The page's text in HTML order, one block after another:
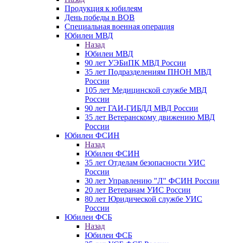
Продукция к юбилеям
День победы в ВОВ
Специальная военная операция
Юбилеи МВД
Назад
Юбилеи МВД
90 лет УЭБиПК МВД России
35 лет Подразделениям ПНОН МВД
России
105 лет Медицинской службе МВД
России
90 лет ГАИ-ГИБДД МВД России
35 лет Ветеранскому движению МВД
России
Юбилеи ФСИН
Назад
Юбилеи ФСИН
35 лет Отделам безопасности УИС
России
30 лет Управлению "Л" ФСИН России
20 лет Ветеранам УИС России
80 лет Юридической службе УИС
России
Юбилеи ФСБ
Назад
Юбилеи ФСБ